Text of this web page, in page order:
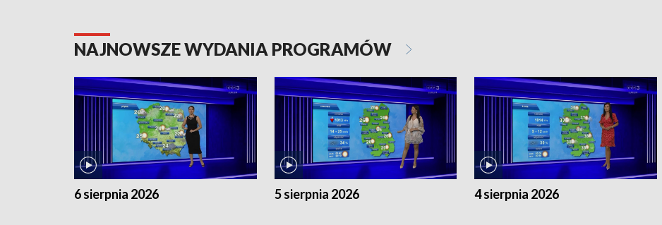
NAJNOWSZE WYDANIA PROGRAMÓW
6 sierpnia 2026 5 sierpnia 2026 4 sierpnia 2026